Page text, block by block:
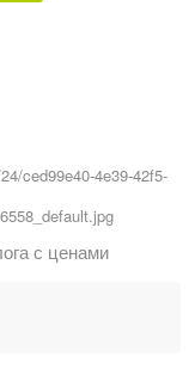
ced99e40-4e39-42f5-
с ценами